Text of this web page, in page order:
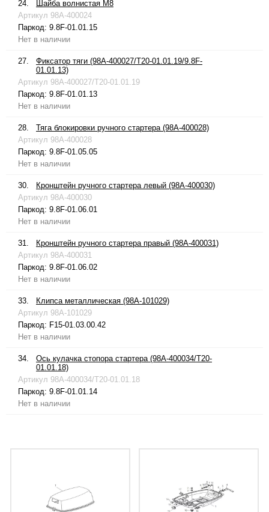
24.
Шайба волнистая М8
Артикул 98A-400024
Паркод: 9.8F-01.01.15
Нет в наличии
27.
Фиксатор тяги (98A-400027/T20-01.01.19/9.8F-
01.01.13)
Артикул 98A-400027/T20-01.01.19
Паркод: 9.8F-01.01.13
Нет в наличии
28.
Тяга блокировки ручного стартера (98A-400028)
Артикул 98A-400028
Паркод: 9.8F-01.05.05
Нет в наличии
30.
Кронштейн ручного стартера левый (98A-400030)
Артикул 98A-400030
Паркод: 9.8F-01.06.01
Нет в наличии
31.
Кронштейн ручного стартера правый (98A-400031)
Артикул 98A-400031
Паркод: 9.8F-01.06.02
Нет в наличии
33.
Клипса металлическая (98A-101029)
Артикул 98A-101029
Паркод: F15-01.03.00.42
Нет в наличии
34.
Ось кулачка стопора стартера (98A-400034/T20-
01.01.18)
Артикул 98A-400034/T20-01.01.18
Паркод: 9.8F-01.01.14
Нет в наличии